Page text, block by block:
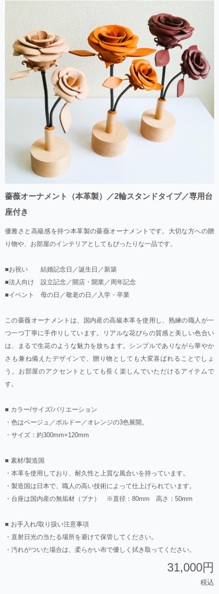
薔薇オーナメント（本革製）／2輪スタンドタイプ／専用台
座付き
優雅さと高級感を持つ本革製の薔薇オーナメントです。大切な方への贈
り物や、お部屋のインテリアとしてもぴったりな一品です。
■お祝い 結婚記念日／誕生日／新築
■法人向け 設立記念／開店・開業／周年記念
■イベント 母の日／敬老の日／入学・卒業
この薔薇オーナメントは、国内産の高級本革を使用し、熟練の職人が一
つ一つ丁寧に手作りしています。リアルな花びらの質感と美しい色合い
は、まるで生花のような魅力を放ちます。シンプルでありながら華やか
さも兼ね備えたデザインで、贈り物としても大変喜ばれることでしょ
う。お部屋のアクセントとしても長く楽しんでいただけるアイテムで
す。
■ カラー/サイズ/バリエーション
・色はベージュ／ボルドー／オレンジの3色展開。
・サイズ：約300mm×120mm
■ 素材/製造国
・本革を使用しており、耐久性と上質な風合いを持っています。
・製造国は日本で、職人の高い技術によって仕上げられています。
・台座は国内産の無垢材（ブナ） ※直径：80mm 高さ：50mm
■ お手入れ/取り扱い注意事項
・直射日光の当たる場所を避けて保管してください。
・汚れがついた場合は、柔らかい布で優しく拭き取ってください。
31,000円
税込